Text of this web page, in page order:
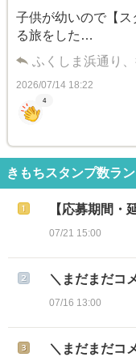
子供が幼いので【
る旅をした…
ふくしま浜通り
2026/07/14 18:22
4
きもちスタンプ数ラ
【応募期間
07/21 15:00
＼まだまだコ
07/16 13:00
＼まだまだコ